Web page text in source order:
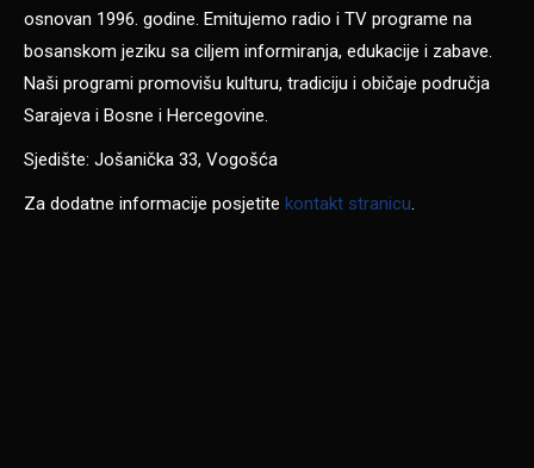
osnovan 1996. godine. Emitujemo radio i TV programe na
bosanskom jeziku sa ciljem informiranja, edukacije i zabave.
Naši programi promovišu kulturu, tradiciju i običaje područja
Sarajeva i Bosne i Hercegovine.
Sjedište: Jošanička 33, Vogošća
Za dodatne informacije posjetite kontakt stranicu.